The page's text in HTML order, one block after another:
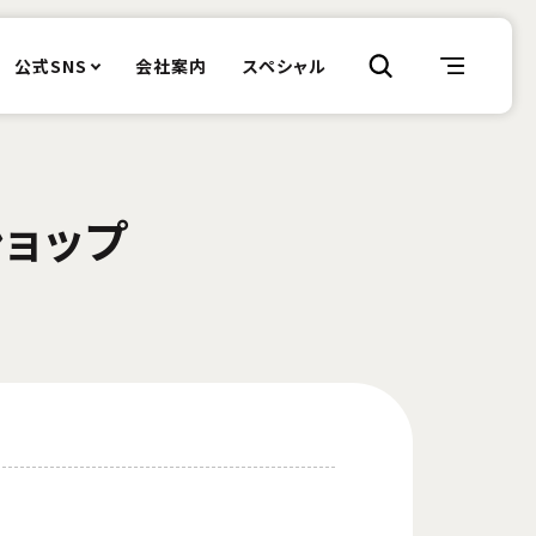
公式SNS 会社案内 スペシャル
ップ